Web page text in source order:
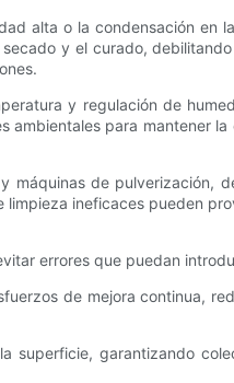
alta o la condensación en
y el curado,
y regulación de
ambientales para mantener
máquinas de pulverización,
ineficaces pueden
errores que puedan
de mejora continua,
superficie, garantizando